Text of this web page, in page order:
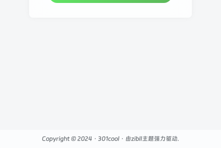
Copyright © 2024 · 301cool · 由zibll主题强力驱动.